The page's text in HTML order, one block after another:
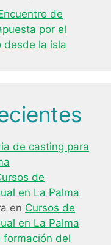
de
por el
desde la isla
de casting para
de
en La Palma
en Cursos de
en La Palma
formación del